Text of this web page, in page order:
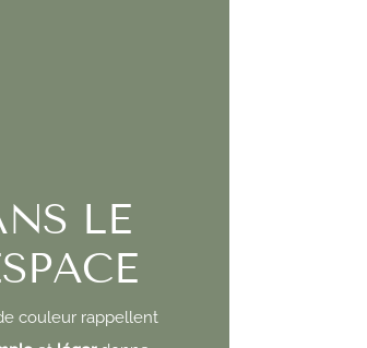
LE
couleur rappellent